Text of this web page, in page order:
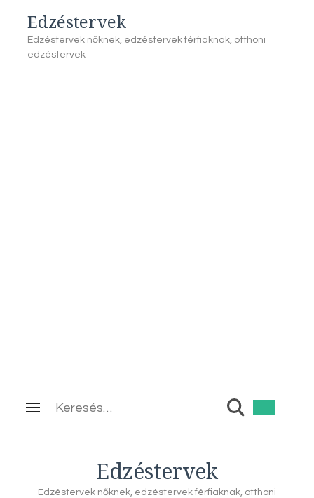
Edzéstervek
Edzéstervek nőknek, edzéstervek férfiaknak, otthoni
edzéstervek
Keresés:
Edzéstervek
Edzéstervek nőknek, edzéstervek férfiaknak, otthoni